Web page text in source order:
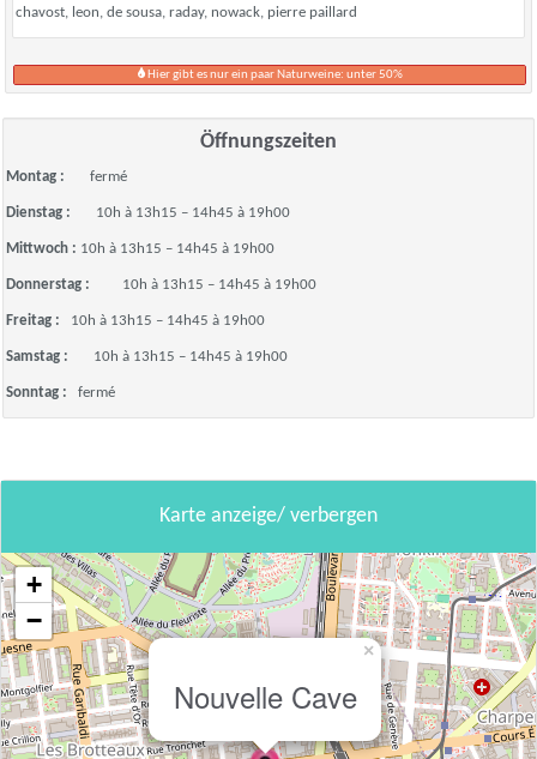
chavost, leon, de sousa, raday, nowack, pierre paillard
Hier gibt es nur ein paar Naturweine: unter 50%
Öffnungszeiten
Montag : fermé
Dienstag : 10h à 13h15 – 14h45 à 19h00
Mittwoch : 10h à 13h15 – 14h45 à 19h00
Donnerstag : 10h à 13h15 – 14h45 à 19h00
Freitag : 10h à 13h15 – 14h45 à 19h00
Samstag : 10h à 13h15 – 14h45 à 19h00
Sonntag : fermé
Karte anzeige/ verbergen
Nouvelle Cave
×
+
−